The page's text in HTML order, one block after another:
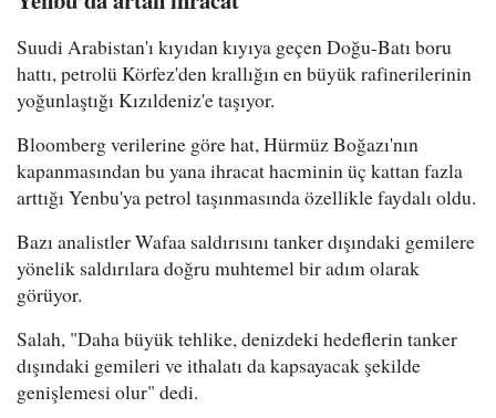
Suudi Arabistan'ı kıyıdan kıyıya geçen Doğu-Batı boru
hattı, petrolü Körfez'den krallığın en büyük rafinerilerinin
yoğunlaştığı Kızıldeniz'e taşıyor.
Bloomberg verilerine göre hat, Hürmüz Boğazı'nın
kapanmasından bu yana ihracat hacminin üç kattan fazla
arttığı Yenbu'ya petrol taşınmasında özellikle faydalı oldu.
Bazı analistler Wafaa saldırısını tanker dışındaki gemilere
yönelik saldırılara doğru muhtemel bir adım olarak
görüyor.
Salah, "Daha büyük tehlike, denizdeki hedeflerin tanker
dışındaki gemileri ve ithalatı da kapsayacak şekilde
genişlemesi olur" dedi.